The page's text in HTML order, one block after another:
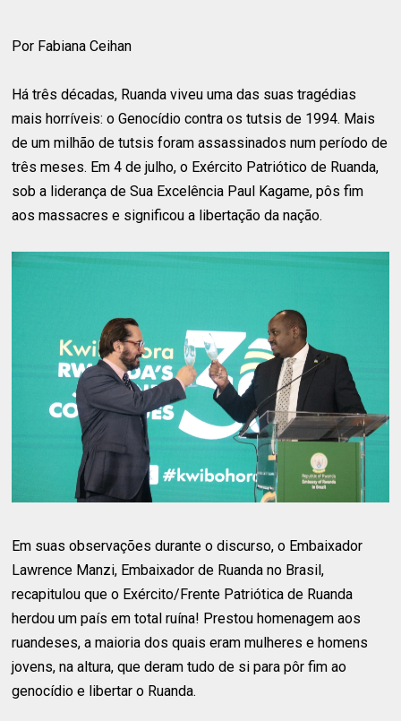
Por Fabiana Ceihan
Há três décadas, Ruanda viveu uma das suas tragédias
mais horríveis: o Genocídio contra os tutsis de 1994. Mais
de um milhão de tutsis foram assassinados num período de
três meses. Em 4 de julho, o Exército Patriótico de Ruanda,
sob a liderança de Sua Excelência Paul Kagame, pôs fim
aos massacres e significou a libertação da nação.
Em suas observações durante o discurso, o Embaixador
Lawrence Manzi, Embaixador de Ruanda no Brasil,
recapitulou que o Exército/Frente Patriótica de Ruanda
herdou um país em total ruína! Prestou homenagem aos
ruandeses, a maioria dos quais eram mulheres e homens
jovens, na altura, que deram tudo de si para pôr fim ao
genocídio e libertar o Ruanda.